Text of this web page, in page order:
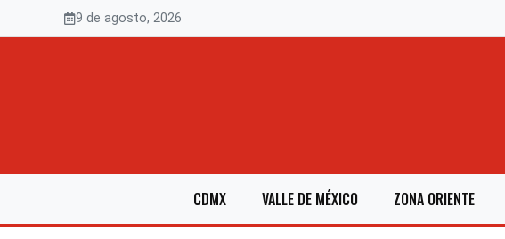
9 de agosto, 2026
CDMX VALLE DE MÉXICO ZONA ORIENTE